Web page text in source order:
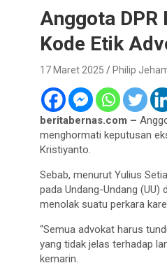
Anggota DPR
Kode Etik
17 Maret 2025 Philip
beritabernas.com –
menghormati keputusan
Kristiyanto.
Sebab, menurut Yulius
pada Undang-Undang
menolak suatu perkara
“Semua advokat harus
yang tidak jelas terhadap
kemarin.